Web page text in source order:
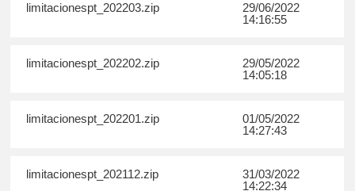
limitacionespt_202203.zip
29/06/2022
14:16:55
limitacionespt_202202.zip
29/05/2022
14:05:18
limitacionespt_202201.zip
01/05/2022
14:27:43
limitacionespt_202112.zip
31/03/2022
14:22:34